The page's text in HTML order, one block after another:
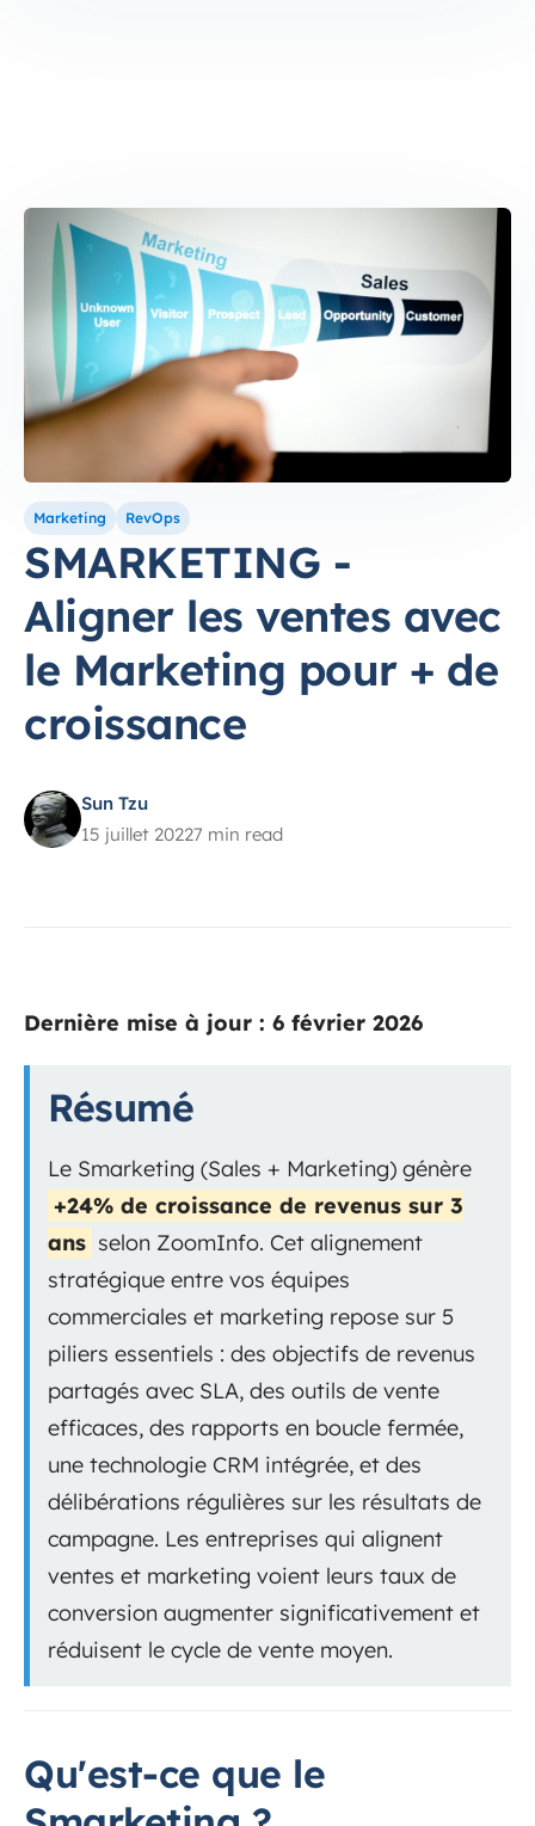
Marketing RevOps
SMARKETING -
Aligner les ventes avec
le Marketing pour + de
croissance
Sun Tzu
15 juillet 20227 min read
Dernière mise à jour : 6 février 2026
Résumé
Le Smarketing (Sales + Marketing) génère
+24% de croissance de revenus sur 3
ans selon ZoomInfo. Cet alignement
stratégique entre vos équipes
commerciales et marketing repose sur 5
piliers essentiels : des objectifs de revenus
partagés avec SLA, des outils de vente
efficaces, des rapports en boucle fermée,
une technologie CRM intégrée, et des
délibérations régulières sur les résultats de
campagne. Les entreprises qui alignent
ventes et marketing voient leurs taux de
conversion augmenter significativement et
réduisent le cycle de vente moyen.
Qu'est-ce que le